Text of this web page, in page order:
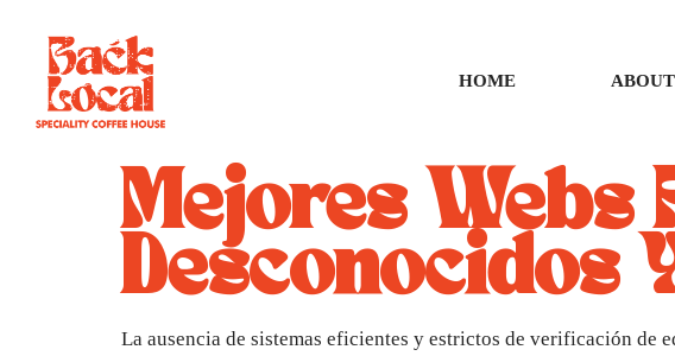
HOME
Mejores Webs
Desconocidos
La ausencia de sistemas eficientes y estrictos de verificación de